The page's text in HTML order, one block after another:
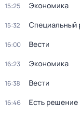
15:25 Экономика
15:32 Специальный
16:00 Вести
16:23 Экономика
16:38 Вести
16:46 Есть решение